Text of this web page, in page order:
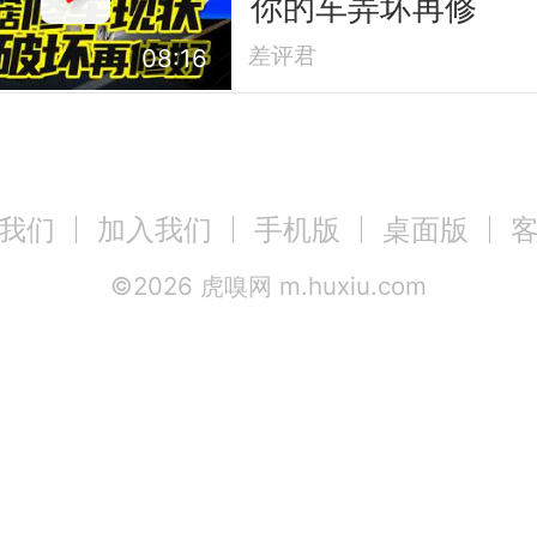
08:16 差评君
们 加入我们 手机版 桌面版
©2026 虎嗅网 m.huxiu.com